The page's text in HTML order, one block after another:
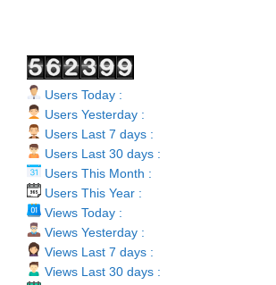
Users Today :
Users Yesterday :
Users Last 7 days :
Users Last 30 days :
Users This Month :
Users This Year :
Views Today :
Views Yesterday :
Views Last 7 days :
Views Last 30 days :